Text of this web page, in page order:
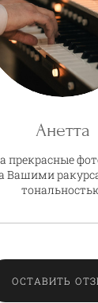
Анетта
прекрасные
Вашими
ОСТАВИТЬ